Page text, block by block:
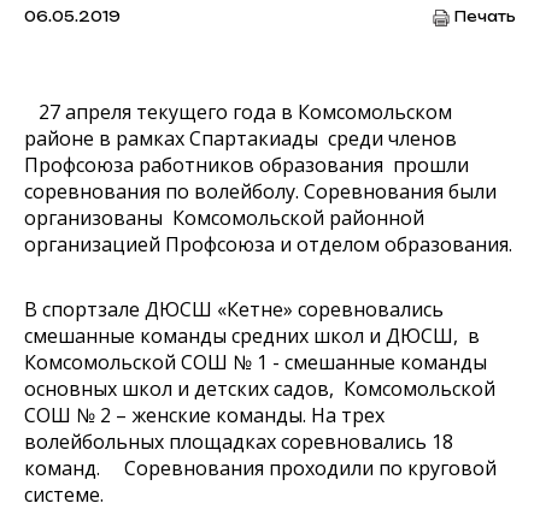
06.05.2019 Печать
27 апреля текущего года в Комсомольском
районе в рамках Спартакиады среди членов
Профсоюза работников образования прошли
соревнования по волейболу. Соревнования были
организованы Комсомольской районной
организацией Профсоюза и отделом образования.
В спортзале ДЮСШ «Кетне» соревновались
смешанные команды средних школ и ДЮСШ, в
Комсомольской СОШ № 1 - смешанные команды
основных школ и детских садов, Комсомольской
СОШ № 2 – женские команды. На трех
волейбольных площадках соревновались 18
команд. Соревнования проходили по круговой
системе.